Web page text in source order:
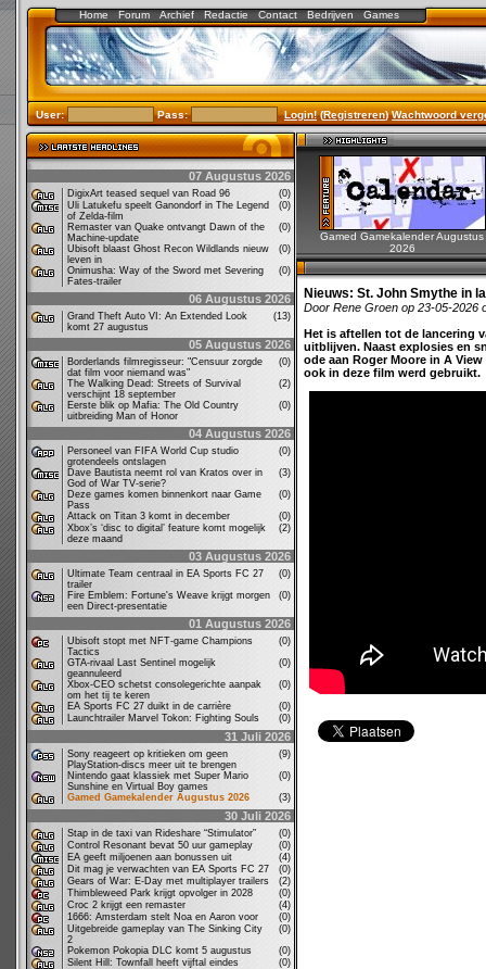
Home Forum Archief Redactie Contact Bedrijven Games
User: Pass: Login!(Registreren)Wachtwoord
07 Augustus 2026
DigixArt teased sequel van Road 96
(0)
Uli Latukefu speelt Ganondorf in The Legend
of Zelda-film
(0)
Remaster van Quake ontvangt Dawn of the
Machine-update
(0)
Ubisoft blaast Ghost Recon Wildlands nieuw
leven in
(0)
Onimusha: Way of the Sword met Severing
Fates-trailer
(0)
06 Augustus 2026
Grand Theft Auto VI: An Extended Look
komt 27 augustus
(13)
05 Augustus 2026
Borderlands filmregisseur: "Censuur zorgde
dat film voor niemand was"
(0)
The Walking Dead: Streets of Survival
verschijnt 18 september
(2)
Eerste blik op Mafia: The Old Country
uitbreiding Man of Honor
(0)
04 Augustus 2026
Personeel van FIFA World Cup studio
grotendeels ontslagen
(0)
Dave Bautista neemt rol van Kratos over in
God of War TV-serie?
(3)
Deze games komen binnenkort naar Game
Pass
(0)
Attack on Titan 3 komt in december
(0)
Xbox’s ‘disc to digital’ feature komt mogelijk
deze maand
(2)
03 Augustus 2026
Ultimate Team centraal in EA Sports FC 27
trailer
(0)
Fire Emblem: Fortune's Weave krijgt morgen
een Direct-presentatie
(0)
01 Augustus 2026
Ubisoft stopt met NFT-game Champions
Tactics
(0)
GTA-rivaal Last Sentinel mogelijk
geannuleerd
(0)
Xbox-CEO schetst consolegerichte aanpak
om het tij te keren
(0)
EA Sports FC 27 duikt in de carrière
(0)
Launchtrailer Marvel Tokon: Fighting Souls
(0)
31 Juli 2026
Sony reageert op kritieken om geen
PlayStation-discs meer uit te brengen
(9)
Nintendo gaat klassiek met Super Mario
Sunshine en Virtual Boy games
(0)
Gamed Gamekalender Augustus 2026
(3)
30 Juli 2026
Stap in de taxi van Rideshare “Stimulator”
(0)
Control Resonant bevat 50 uur gameplay
(0)
EA geeft miljoenen aan bonussen uit
(4)
Dit mag je verwachten van EA Sports FC 27
(0)
Gears of War: E-Day met multiplayer trailers
(2)
Thimbleweed Park krijgt opvolger in 2028
(0)
Croc 2 krijgt een remaster
(4)
1666: Amsterdam stelt Noa en Aaron voor
(0)
Uitgebreide gameplay van The Sinking City
2
(0)
Pokemon Pokopia DLC komt 5 augustus
(0)
Silent Hill: Townfall heeft vijftal eindes
(0)
Gamed Gamekalender Augustus
2026
Nieuws: St. John Smythe in
Door Rene Groen op 23-05-2026
Het is aftellen tot de lancering
uitblijven. Naast explosies en
ode aan Roger Moore in A
ook in deze film werd gebruikt.